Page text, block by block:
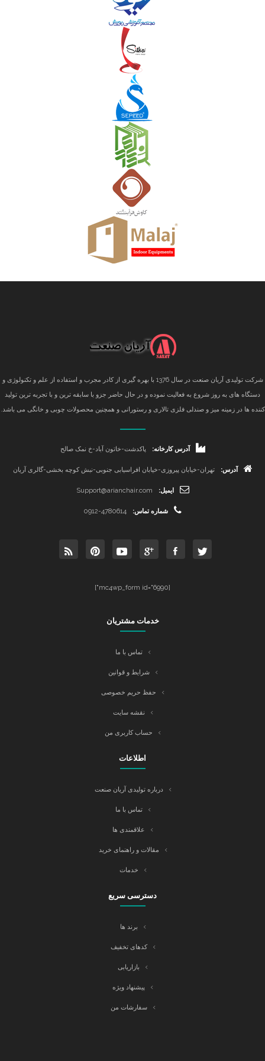
شرکت تولیدی آریان صنعت در سال 1376 با بهره گیری از کادر مجرب و استفاده از علم و تکنولوژی و
دستگاه های به روز شروع به فعالیت نموده و در حال حاضر جزو با سابقه ترین و با تجربه ترین تولید
کننده ها در زمینه میز و صندلی فلزی تالاری و رستورانی و همچنین محصولات چوبی و خانگی می باشد.
آدرس کارخانه: پاکدشت-خاتون آباد-خ نمک صالح
آدرس: تهران-خیابان پیروزی-خیابان افراسیابی جنوبی-نبش کوچه بخشی-گالری آریان
ایمیل: Support@arianchair.com
شماره تماس: 0912-4780614
[mc4wp_form id="6990"]
خدمات مشتریان
تماس با ما
شرایط و قوانین
حفظ حریم خصوصی
نقشه سایت
حساب کاربری من
اطلاعات
درباره تولیدی آریان صنعت
تماس با ما
علاقمندی ها
مقالات و راهنمای خرید
خدمات
دسترسی سریع
برند ها
کدهای تخفیف
بازاریابی
پیشنهاد ویژه
سفارشات من